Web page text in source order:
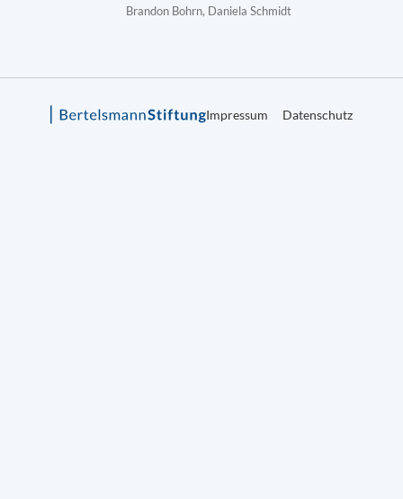
Brandon Bohrn, Daniela Schmidt
Impressum Datenschutz